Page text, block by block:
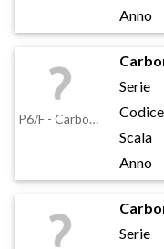
Anno
P6/F - Carboncini e contatti
Serie
Codice
Scala
Anno
Serie